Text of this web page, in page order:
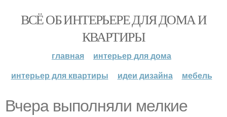
ВСЁ ОБ ИНТЕРЬЕРЕ ДЛЯ ДОМА И
КВАРТИРЫ
главная
интерьер для дома
интерьер для квартиры
идеи дизайна мебель
Вчера выполняли мелкие